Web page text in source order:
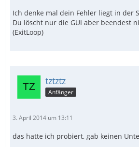
Ich denke mal dein Fehler liegt in der
Du löscht nur die GUI aber beendest
(ExitLoop)
tztztz
Anfänger
3. April 2014 um 13:11
das hatte ich probiert, gab keinen